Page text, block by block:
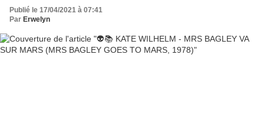
Publié le 17/04/2021 à 07:41
Par Erwelyn